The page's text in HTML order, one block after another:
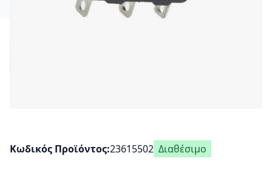
Κωδικός Προϊόντος 23615502 Διαθέσιμο